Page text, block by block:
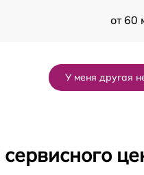
от 60
У меня другая